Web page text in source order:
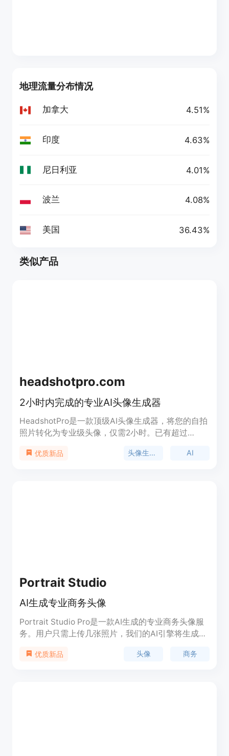
地理流量分布情况
加拿大 4.51%
印度 4.63%
尼日利亚 4.01%
波兰 4.08%
美国 36.43%
类似产品
headshotpro.com
2小时内完成的专业AI头像生成器
HeadshotPro是一款顶级AI头像生成器，将您的自拍
照片转化为专业级头像，仅需2小时。已有超过
优质新品 头像生成器 AI
Portrait Studio
AI生成专业商务头像
Portrait Studio Pro是一款AI生成的专业商务头像服
务。用户只需上传几张照片，我们的AI引擎将生成完
际拍摄。价格实惠，仅需191美元起，支持14天退款
优质新品 头像 商务